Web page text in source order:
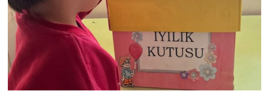
Dünya Haberleri
Yerel Haberler
Haber Arşivi